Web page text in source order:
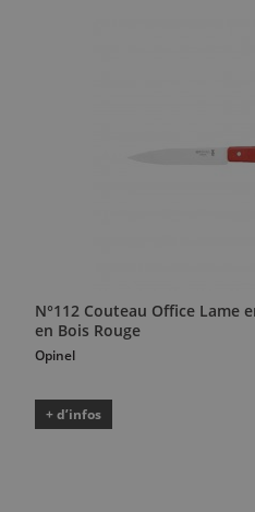
N°112 Couteau Office Lame
en Bois Rouge
Opinel
+ d’infos